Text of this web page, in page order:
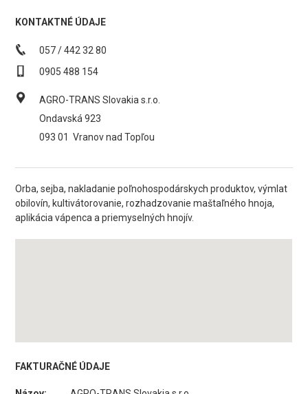
KONTAKTNÉ ÚDAJE
057 / 442 32 80
0905 488 154
AGRO-TRANS Slovakia s.r.o.
Ondavská 923
093 01 Vranov nad Topľou
Orba, sejba, nakladanie poľnohospodárskych produktov, výmlat
obilovín, kultivátorovanie, rozhadzovanie maštaľného hnoja,
aplikácia vápenca a priemyselných hnojív.
FAKTURAČNÉ ÚDAJE